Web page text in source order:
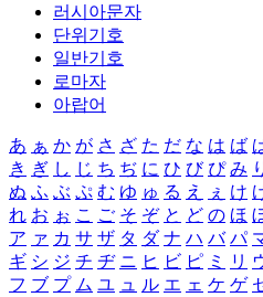
러시아문자
단위기호
일반기호
로마자
아랍어
あ ぁ か が さ ざ た だ な は ば
き ぎ し じ ち ぢ に ひ び ぴ み
ぬ ふ ぶ ぷ む ゆ ゅ る え ぇ け
れ お ぉ こ ご そ ぞ と ど の ほ
ア ァ カ サ ザ タ ダ ナ ハ バ パ
ギ シ ジ チ ヂ ニ ヒ ビ ピ ミ リ
フ ブ プ ム ユ ュ ル エ ェ ケ ゲ